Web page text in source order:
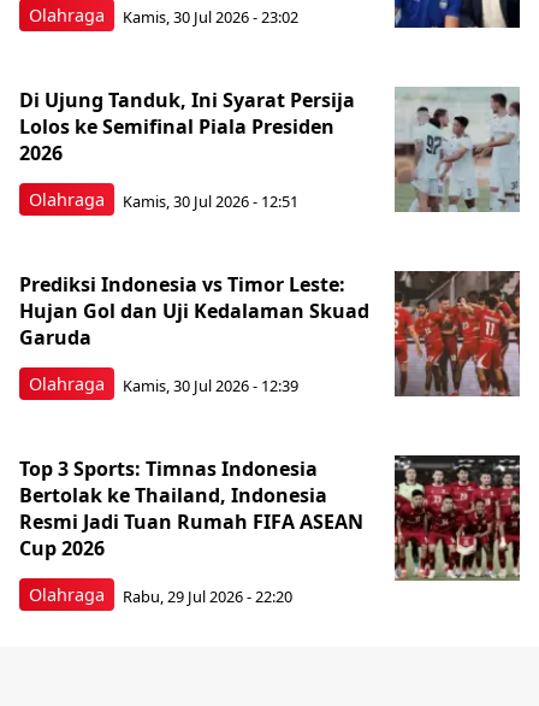
Olahraga Kamis, 30 Jul 2026 - 23:02
Olahraga
Di Ujung Tanduk, Ini Syarat Persija
Lolos ke Semifinal Piala Presiden
2026
Kamis, 30 Jul 2026 - 12:51
Olahraga
Prediksi Indonesia vs Timor Leste:
Hujan Gol dan Uji Kedalaman Skuad
Garuda
Kamis, 30 Jul 2026 - 12:39
Olahraga
Top 3 Sports: Timnas Indonesia
Bertolak ke Thailand, Indonesia
Resmi Jadi Tuan Rumah FIFA ASEAN
Cup 2026
Rabu, 29 Jul 2026 - 22:20